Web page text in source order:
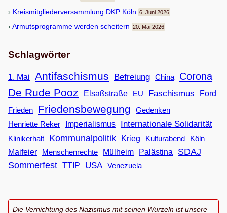
Kreis­mit­glie­der­ver­samm­lung DKP Köln 6. Juni 2026
Armuts­pro­gramme wer­den scheitern 20. Mai 2026
Schlagwörter
1. Mai Antifaschismus Befreiung China Corona
De Rude Pooz Elsaßstraße EU Faschismus
Ford
Frieden
Friedensbewegung
Gedenken
Henriette Reker
Imperialismus Internationale Solidarität
Klinikerhalt Kommunalpolitik Krieg Kulturabend
Köln
Maifeier
Menschenrechte Mülheim Palästina
SDAJ
Sommerfest TTIP USA Venezuela
Die Vernichtung des Nazismus mit seinen Wurzeln ist unsere